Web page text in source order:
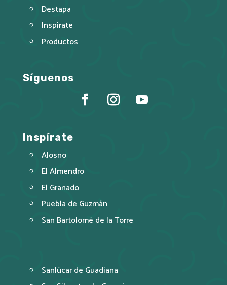
Destapa
Inspírate
Productos
Síguenos
Inspírate
Alosno
El Almendro
El Granado
Puebla de Guzmán
San Bartolomé de la Torre
Sanlúcar de Guadiana